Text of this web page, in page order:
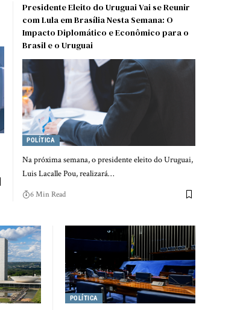
Presidente Eleito do Uruguai Vai se Reunir
com Lula em Brasília Nesta Semana: O
Impacto Diplomático e Econômico para o
Brasil e o Uruguai
POLÍTICA
Na próxima semana, o presidente eleito do Uruguai,
Luis Lacalle Pou, realizará…
6 Min Read
POLÍTICA